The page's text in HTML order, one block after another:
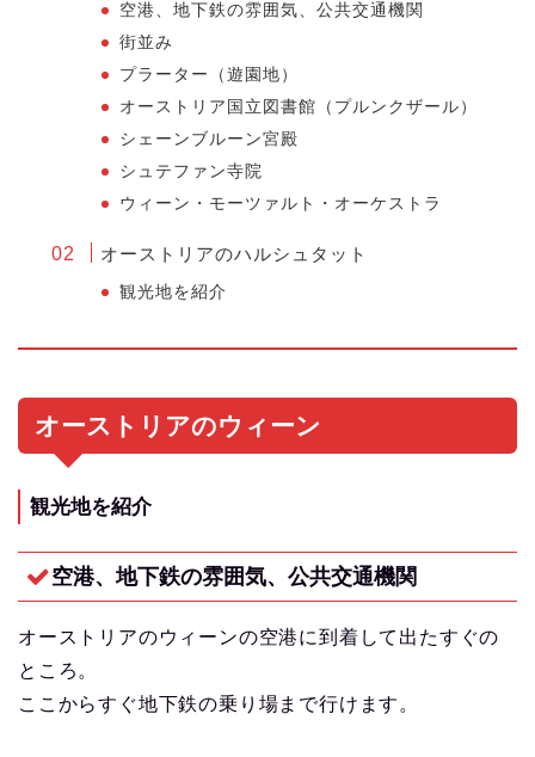
空港、地下鉄の雰囲気、公共交通機関
街並み
プラーター（遊園地）
オーストリア国立図書館（プルンクザール）
シェーンブルーン宮殿
シュテファン寺院
ウィーン・モーツァルト・オーケストラ
オーストリアのハルシュタット
観光地を紹介
オーストリアのウィーン
観光地を紹介
空港、地下鉄の雰囲気、公共交通機関
オーストリアのウィーンの空港に到着して出たすぐの
ところ。
ここからすぐ地下鉄の乗り場まで行けます。